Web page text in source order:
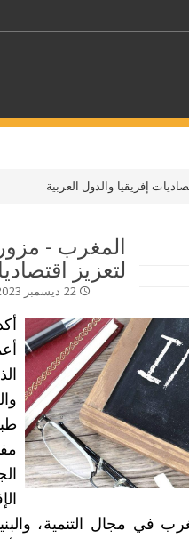
حدد الفئة
إفريقيا والدول العربية
المغرب -
لتعزيز
في مجال التنمية،